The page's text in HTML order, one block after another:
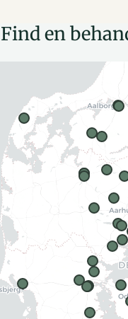
Find en